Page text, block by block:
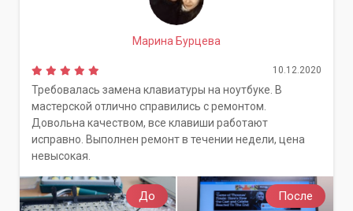
установленные компоненты.
Не откладывайте улучшение своего устройства – получите
До После
Марина Бурцева
10.12.2020
Требовалась замена клавиатуры на ноутбуке. В
мастерской отлично справились с ремонтом.
Довольна качеством, все клавиши работают
исправно. Выполнен ремонт в течении недели, цена
невысокая.